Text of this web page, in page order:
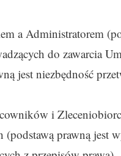
a Administratorem
do zawarcia
jest niezbędność
i
(podstawą prawną jest